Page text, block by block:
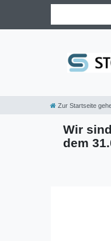
Zur Startseite
Wir
dem